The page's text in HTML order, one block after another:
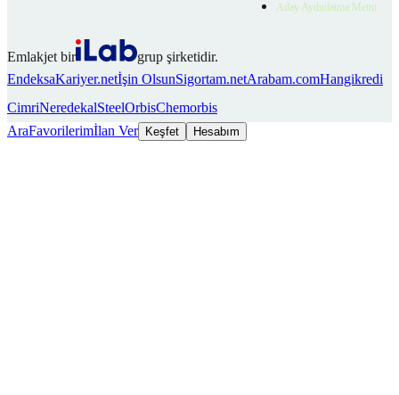
Aday Aydınlatma Metni
Emlakjet bir
grup şirketidir.
EndeksaKariyer.netİşin OlsunSigortam.netArabam.comHangikredi
CimriNeredekalSteelOrbisChemorbis
AraFavorilerimİlan Ver Keşfet Hesabım